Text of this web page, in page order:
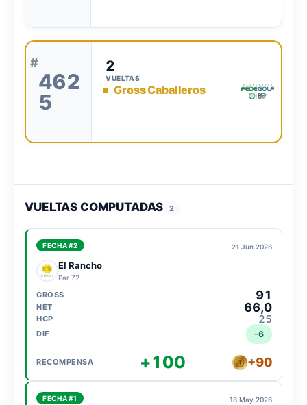
#
462
5
Gross Caballeros
2
VUELTAS
VUELTAS COMPUTADAS 2
FECHA #2 21 Jun 2026
El Rancho
Par 72
91
66,0
25
-6
+100 +90
FECHA #1 18 May 2026